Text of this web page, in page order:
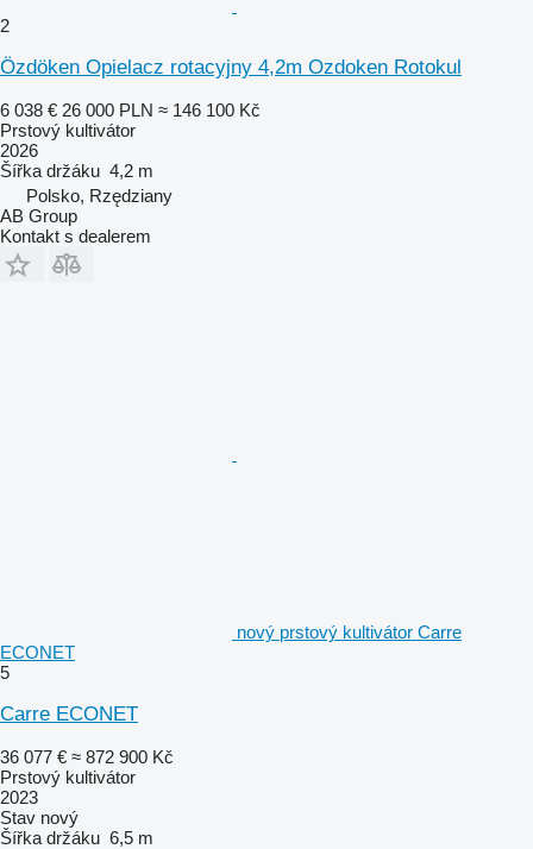
2
Özdöken Opielacz rotacyjny 4,2m Ozdoken Rotokul
6 038 € 26 000 PLN ≈ 146 100 Kč
Prstový kultivátor
2026
Šířka držáku 4,2 m
Polsko, Rzędziany
AB Group
Kontakt s dealerem
nový prstový kultivátor Carre
ECONET
5
Carre ECONET
36 077 € ≈ 872 900 Kč
Prstový kultivátor
2023
Stav nový
Šířka držáku 6,5 m